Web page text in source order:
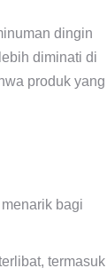
dingin
diminati di
produk yang
bagi
termasuk